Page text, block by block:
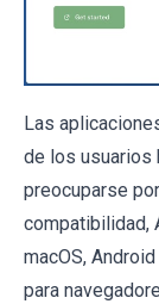
Las
de los usuarios
preocuparse
compatibilidad,
macOS,
para